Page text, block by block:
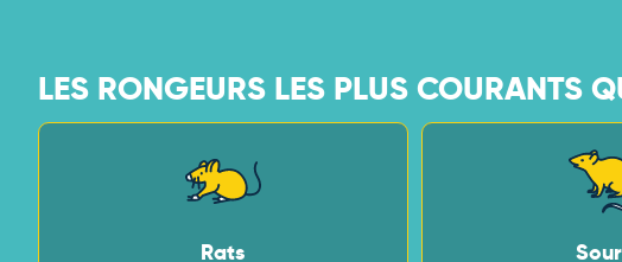
LES RONGEURS LES PLUS COURANTS
Rats